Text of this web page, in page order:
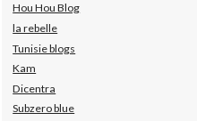
Hou Hou Blog
la rebelle
Tunisie blogs
Kam
Dicentra
Subzero blue